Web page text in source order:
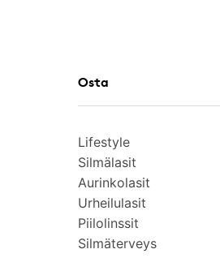
Osta
Lifestyle
Silmälasit
Aurinkolasit
Urheilulasit
Piilolinssit
Silmäterveys